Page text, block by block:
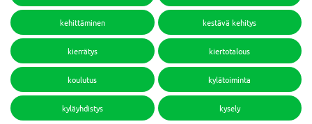
kehittäminen kestävä kehitys
kierrätys kiertotalous
koulutus kylätoiminta
kyläyhdistys kysely